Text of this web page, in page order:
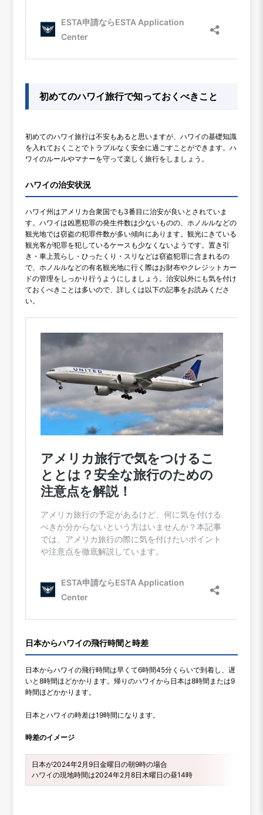
初めてのハワイ旅行で知っておくべきこと
初めてのハワイ旅行は不安もあると思いますが、ハワイの基礎知識
を入れておくことでトラブルなく安全に過ごすことができます。ハ
ワイのルールやマナーを守って楽しく旅行をしましょう。
ハワイの治安状況
ハワイ州はアメリカ合衆国でも3番目に治安が良いとされていま
す。ハワイは凶悪犯罪の発生件数は少ないものの、ホノルルなどの
観光地では窃盗の犯罪件数が多い傾向にあります。観光にきている
観光客が犯罪を犯しているケースも少なくないようです。置き引
き・車上荒らし・ひったくり・スリなどは窃盗犯罪に含まれるの
で、ホノルルなどの有名観光地に行く際はお財布やクレジットカー
ドの管理をしっかり行うようにしましょう。治安以外にも気を付け
ておくべきことは多いので、詳しくは以下の記事をお読みくださ
い。
日本からハワイの飛行時間と時差
日本からハワイの飛行時間は早くて6時間45分くらいで到着し、遅
いと8時間ほどかかります。帰りのハワイから日本は8時間または9
時間ほどかかります。
日本とハワイの時差は19時間になります。
時差のイメージ
日本が2024年2月9日金曜日の朝9時の場合
ハワイの現地時間は2024年2月8日木曜日の昼14時